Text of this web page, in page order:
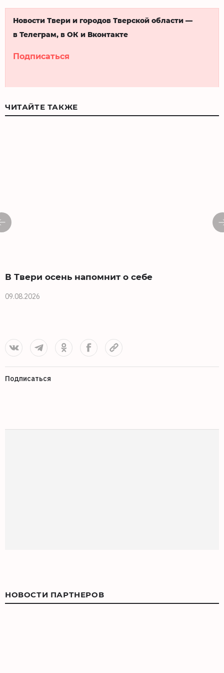
Новости Твери и городов Тверской области —
в Телеграм, в ОК и Вконтакте
Подписаться
ЧИТАЙТЕ ТАКЖЕ
В Твери осень напомнит о себе
09.08.2026
Подписаться
НОВОСТИ ПАРТНЕРОВ